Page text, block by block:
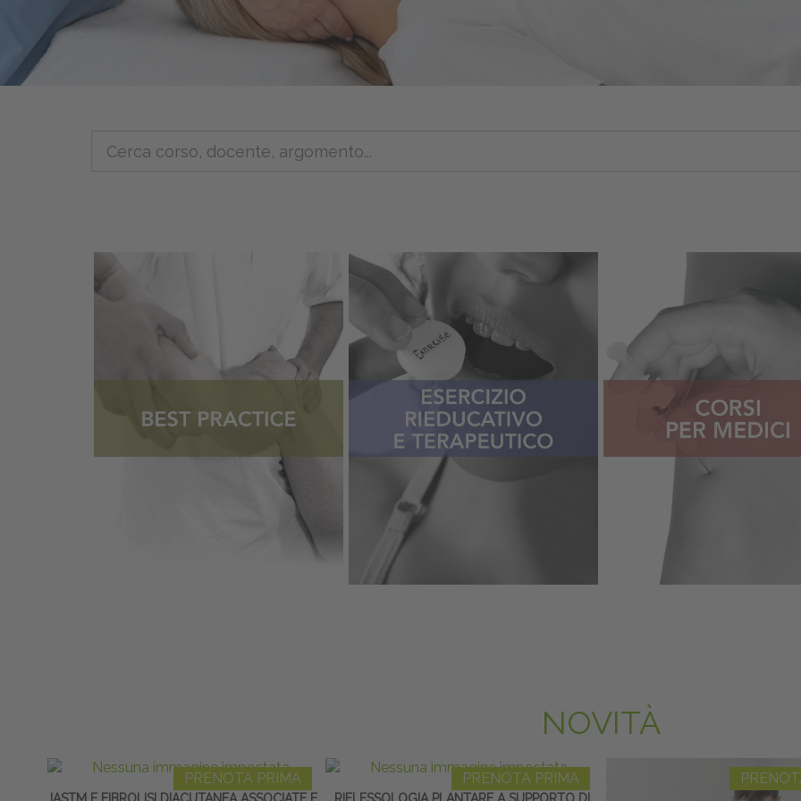
NOVITÀ
PRENOTA PRIMA PRENOTA PRIMA